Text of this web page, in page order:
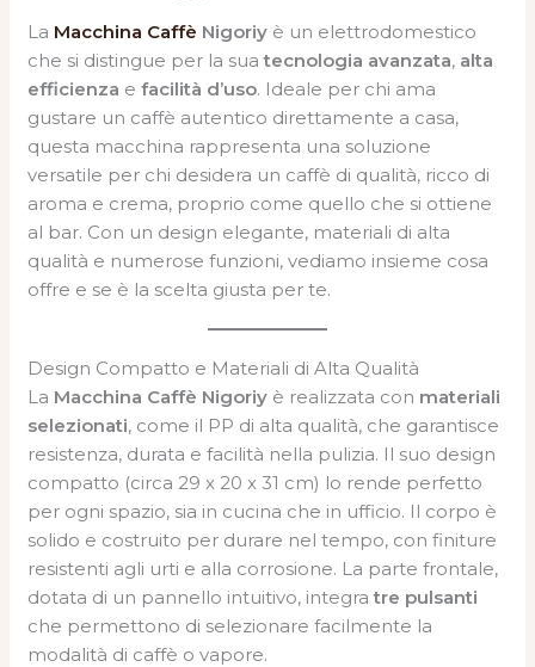
La Macchina Caffè Nigoriy è un elettrodomestico
che si distingue per la suatecnologia avanzata, alta
efficienza efacilità d’uso. Ideale per chi ama
gustare un caffè autentico direttamente a casa,
questa macchina rappresenta una soluzione
versatile per chi desidera un caffè di qualità, ricco di
aroma e crema, proprio come quello che si ottiene
al bar. Con un design elegante, materiali di alta
qualità e numerose funzioni, vediamo insieme cosa
offre e se è la scelta giusta per te.
Design Compatto e Materiali di Alta Qualità
La Macchina Caffè Nigoriy è realizzata con materiali
selezionati, come il PP di alta qualità, che garantisce
resistenza, durata e facilità nella pulizia. Il suo design
compatto (circa 29 x 20 x 31 cm) lo rende perfetto
per ogni spazio, sia in cucina che in ufficio. Il corpo è
solido e costruito per durare nel tempo, con finiture
resistenti agli urti e alla corrosione. La parte frontale,
dotata di un pannello intuitivo, integratre pulsanti
che permettono di selezionare facilmente la
modalità di caffè o vapore.